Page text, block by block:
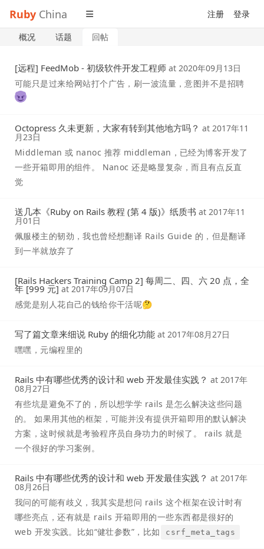
Ruby China 注册 登录
概况 话题 回帖
[远程] FeedMob - 初级软件开发工程师 at 2020年09月13日
可能只是过来给网站打个广告，刷一波流量，意图并不是招聘
Octopress 久未更新，大家有转到其他地方吗？ at 2017年11
月23日
Middleman 或 nanoc 推荐 middleman，已经为博客开发了
一些开箱即用的组件。 Nanoc 还是略显复杂，而且有点反直
觉
送几本《Ruby on Rails 教程 (第 4 版)》纸质书 at 2017年11
月01日
佩服楼主的韧劲，我也曾经想翻译 Rails Guide 的，但是翻译
到一半就放弃了
[Rails Hackers Training Camp 2] 每周二、四、六 20 点，全
年 [999 元] at 2017年09月07日
感觉是别人花自己的钱给你干活呢🤔
写了篇文章来细说 Ruby 的细化功能 at 2017年08月27日
嘿嘿，元编程里的
Rails 中有哪些优秀的设计和 web 开发最佳实践？ at 2017年
08月27日
有些坑是避免不了的，所以想学学 rails 是怎么解决这些问题
的。 如果用其他的框架，可能并没有提供开箱即用的默认解决
方案，这时候就是考验程序员自身功力的时候了。 rails 就是
一个很好的学习案例。
Rails 中有哪些优秀的设计和 web 开发最佳实践？ at 2017年
08月26日
我问的可能有歧义，我其实是想问 rails 这个框架在设计时有
哪些亮点，还有就是 rails 开箱即用的一些东西都是很好的
web 开发实践。比如“健壮参数”，比如
csrf_meta_tags